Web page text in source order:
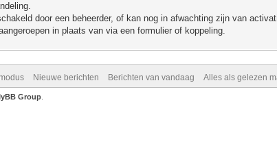
door een beheerder, of kan nog in afwachting zijn van
in plaats van via een formulier of koppeling.
Nieuwe berichten Berichten van vandaag Alles als gelezen
Group.